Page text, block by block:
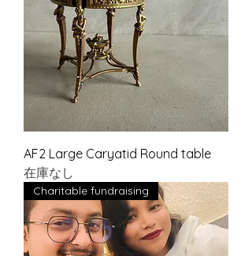
AF2 Large Caryatid Round table
在庫なし
Charitable fundraising